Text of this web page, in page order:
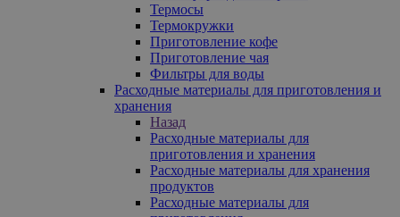
Термосы
Термокружки
Приготовление кофе
Приготовление чая
Фильтры для воды
Расходные материалы для приготовления и
хранения
Назад
Расходные материалы для
приготовления и хранения
Расходные материалы для хранения
продуктов
Расходные материалы для